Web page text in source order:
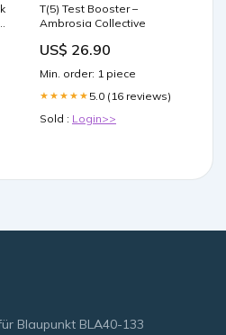
T(5) Test Booster –
Ambrosia Collective
US$ 26.90
Min. order: 1 piece
★★★★★ 5.0 (16 reviews)
Sold : Login>>
Blaupunkt BLA40-133